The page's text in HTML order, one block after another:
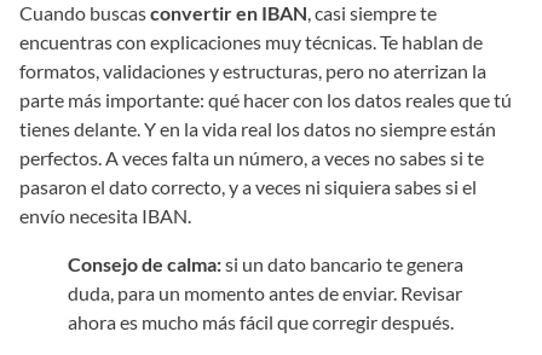
Cuando buscasconvertir en IBAN, casi siempre te
encuentras con explicaciones muy técnicas. Te hablan de
formatos, validaciones y estructuras, pero no aterrizan la
parte más importante: qué hacer con los datos reales que tú
tienes delante. Y en la vida real los datos no siempre están
perfectos. A veces falta un número, a veces no sabes si te
pasaron el dato correcto, y a veces ni siquiera sabes si el
envío necesita IBAN.
Consejo de calma:si un dato bancario te genera
duda, para un momento antes de enviar. Revisar
ahora es mucho más fácil que corregir después.